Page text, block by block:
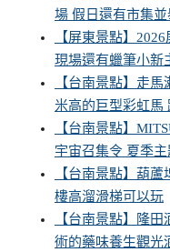
場 假日還有市集
【屏東景點】
現場還有蠟筆小新
【台南景點】走
米高的巨型彩虹馬
【台南景點】
宇宙召集令 夏季
【台南景點】葫
樓高溜滑梯可以玩
【台南景點】隆
術的藥味養生觀光